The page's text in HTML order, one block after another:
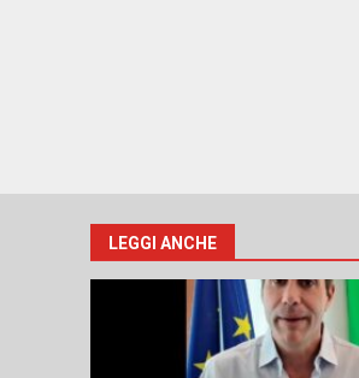
LEGGI ANCHE